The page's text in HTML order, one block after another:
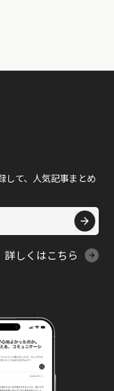
して、人気記事まとめ
詳しくはこちら